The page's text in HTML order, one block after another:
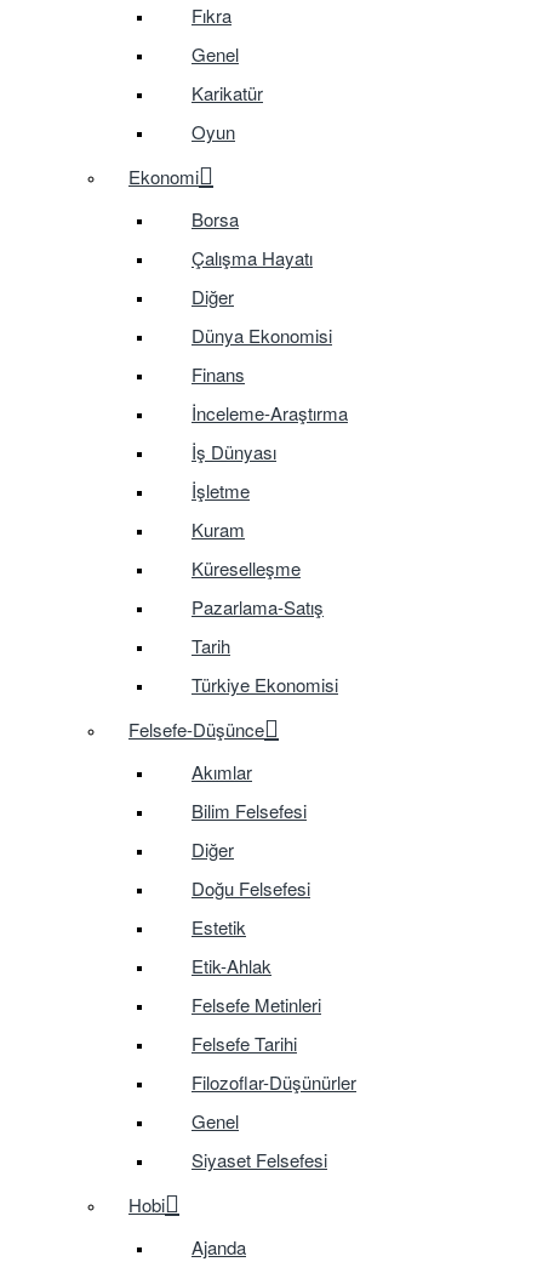
Fıkra
Genel
Karikatür
Oyun
Ekonomi
Borsa
Çalışma Hayatı
Diğer
Dünya Ekonomisi
Finans
İnceleme-Araştırma
İş Dünyası
İşletme
Kuram
Küreselleşme
Pazarlama-Satış
Tarih
Türkiye Ekonomisi
Felsefe-Düşünce
Akımlar
Bilim Felsefesi
Diğer
Doğu Felsefesi
Estetik
Etik-Ahlak
Felsefe Metinleri
Felsefe Tarihi
Filozoflar-Düşünürler
Genel
Siyaset Felsefesi
Hobi
Ajanda